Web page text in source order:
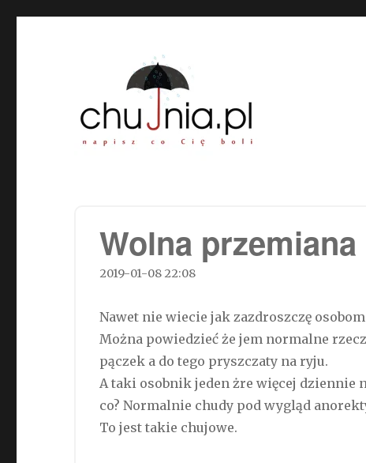
Wolna
2019-01-08 22:08
Nawet nie wiecie jak zazdroszczę
Można powiedzieć że jem normalne
pączek a do tego pryszczaty na ryju.
A taki osobnik jeden żre więcej dziennie
co? Normalnie chudy pod wygląd
To jest takie chujowe.